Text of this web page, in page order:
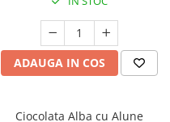
ADAUGA IN COS
Ciocolata Alba cu Alune